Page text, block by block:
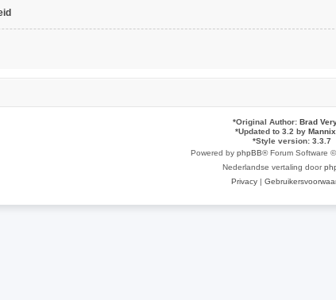
*Original Author: Brad
*Updated to 3.2 by
*Style version: 3.3.7
Powered by phpBB® Forum Software
Nederlandse vertaling door
Privacy |